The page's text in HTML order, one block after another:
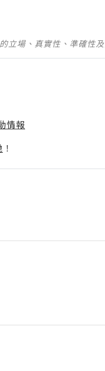
立場、真實性、準確性
情報
！